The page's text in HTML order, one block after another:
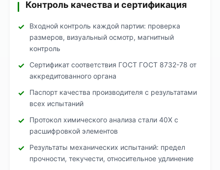
Контроль качества и сертификация
Входной контроль каждой партии: проверка
размеров, визуальный осмотр, магнитный
контроль
Сертификат соответствия ГОСТ ГОСТ 8732-78 от
аккредитованного органа
Паспорт качества производителя с результатами
всех испытаний
Протокол химического анализа стали 40Х с
расшифровкой элементов
Результаты механических испытаний: предел
прочности, текучести, относительное удлинение